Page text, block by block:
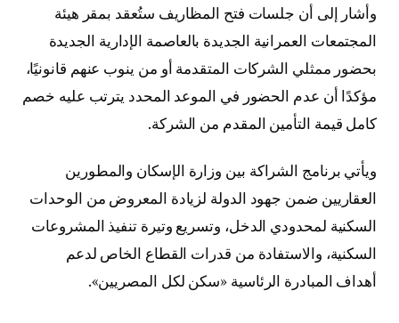
وأشار إلى أن جلسات فتح المظاريف ستُعقد بمقر هيئة
المجتمعات العمرانية الجديدة بالعاصمة الإدارية الجديدة
بحضور ممثلي الشركات المتقدمة أو من ينوب عنهم قانونيًا،
مؤكدًا أن عدم الحضور في الموعد المحدد يترتب عليه خصم
كامل قيمة التأمين المقدم من الشركة.
ويأتي برنامج الشراكة بين وزارة الإسكان والمطورين
العقاريين ضمن جهود الدولة لزيادة المعروض من الوحدات
السكنية لمحدودي الدخل، وتسريع وتيرة تنفيذ المشروعات
السكنية، والاستفادة من قدرات القطاع الخاص لدعم
أهداف المبادرة الرئاسية «سكن لكل المصريين».